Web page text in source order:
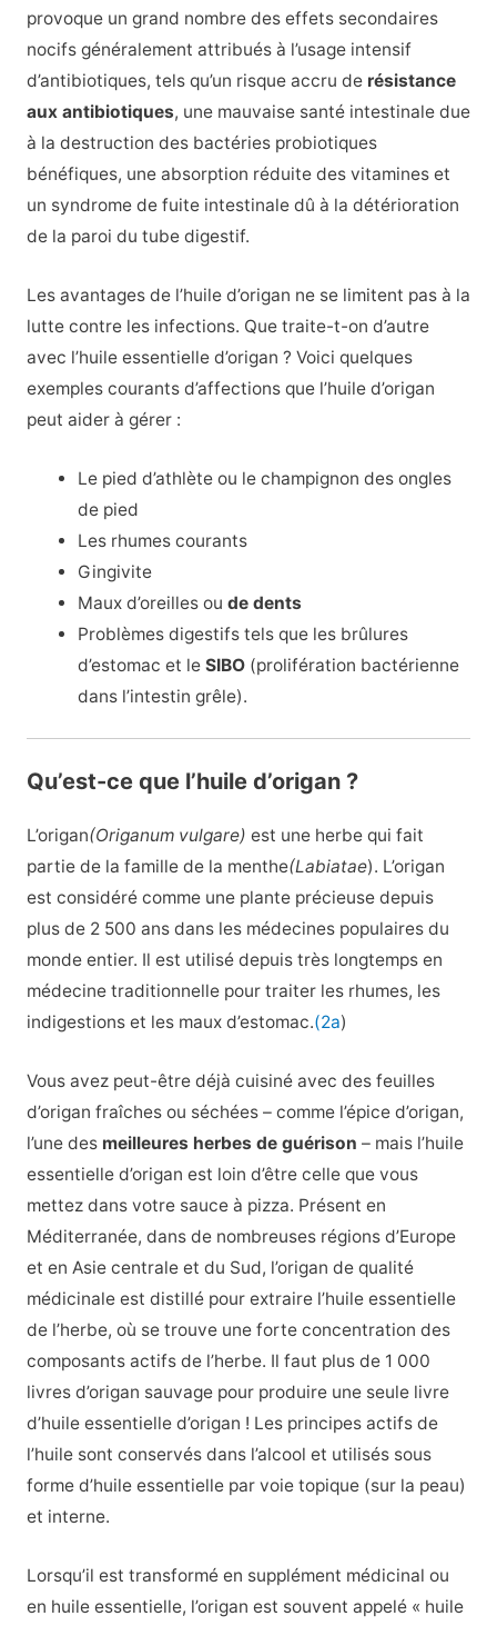
provoque un grand nombre des effets secondaires
nocifs généralement attribués à l’usage intensif
d’antibiotiques, tels qu’un risque accru de résistance
aux antibiotiques, une mauvaise santé intestinale due
à la destruction des bactéries probiotiques
bénéfiques, une absorption réduite des vitamines et
un syndrome de fuite intestinale dû à la détérioration
de la paroi du tube digestif.
Les avantages de l’huile d’origan ne se limitent pas à la
lutte contre les infections. Que traite-t-on d’autre
avec l’huile essentielle d’origan ? Voici quelques
exemples courants d’affections que l’huile d’origan
peut aider à gérer :
Le pied d’athlète ou le champignon des ongles
de pied
Les rhumes courants
Gingivite
Maux d’oreilles oude dents
Problèmes digestifs tels que les brûlures
d’estomac et leSIBO (prolifération bactérienne
dans l’intestin grêle).
Qu’est-ce que l’huile d’origan ?
L’origan(Origanum vulgare) est une herbe qui fait
partie de la famille de la menthe(Labiatae). L’origan
est considéré comme une plante précieuse depuis
plus de 2 500 ans dans les médecines populaires du
monde entier. Il est utilisé depuis très longtemps en
médecine traditionnelle pour traiter les rhumes, les
indigestions et les maux d’estomac.(2a)
Vous avez peut-être déjà cuisiné avec des feuilles
d’origan fraîches ou séchées – comme l’épice d’origan,
l’une des meilleures herbes de guérison – mais l’huile
essentielle d’origan est loin d’être celle que vous
mettez dans votre sauce à pizza. Présent en
Méditerranée, dans de nombreuses régions d’Europe
et en Asie centrale et du Sud, l’origan de qualité
médicinale est distillé pour extraire l’huile essentielle
de l’herbe, où se trouve une forte concentration des
composants actifs de l’herbe. Il faut plus de 1 000
livres d’origan sauvage pour produire une seule livre
d’huile essentielle d’origan ! Les principes actifs de
l’huile sont conservés dans l’alcool et utilisés sous
forme d’huile essentielle par voie topique (sur la peau)
et interne.
Lorsqu’il est transformé en supplément médicinal ou
en huile essentielle, l’origan est souvent appelé « huile